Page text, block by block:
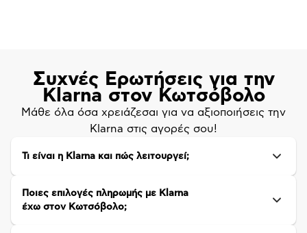
Συχνές Ερωτήσεις για την
Klarna στον Κωτσόβολο
Μάθε όλα όσα χρειάζεσαι για να αξιοποιήσεις την
Klarna στις αγορές σου!
Τι είναι η Klarna και πώς λειτουργεί;
Ποιες επιλογές πληρωμής με Klarna
έχω στον Κωτσόβολο;